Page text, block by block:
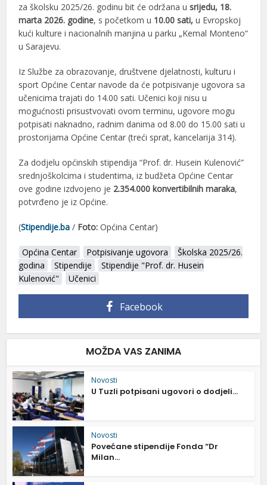
za školsku 2025/26. godinu bit će održana usrijedu, 18.
marta 2026. godine, s početkom u 10.00 sati,u Evropskoj
kući kulture i nacionalnih manjina u parku „Kemal Monteno“
u Sarajevu.
Iz Službe za obrazovanje, društvene djelatnosti, kulturu i
sport Općine Centar navode da će potpisivanje ugovora sa
učenicima trajati do 14.00 sati. Učenici koji nisu u
mogućnosti prisustvovati ovom terminu, ugovore mogu
potpisati naknadno, radnim danima od 8.00 do 15.00 sati u
prostorijama Općine Centar (treći sprat, kancelarija 314).
Za dodjelu općinskih stipendija “Prof. dr. Husein Kulenović”
srednjoškolcima i studentima, iz budžeta Općine Centar
ove godine izdvojeno je 2.354.000 konvertibilnih maraka,
potvrđeno je iz Općine.
(Stipendije.ba / Foto: Općina Centar)
Općina Centar Potpisivanje ugovora
Školska 2025/26.
godina
Stipendije
Stipendije "Prof. dr. Husein
Kulenović"
Učenici
Facebook
MOŽDA VAS ZANIMA
Novosti
U Tuzli potpisani ugovori o dodjeli...
Novosti
Povećane stipendije Fonda “Dr
Milan...